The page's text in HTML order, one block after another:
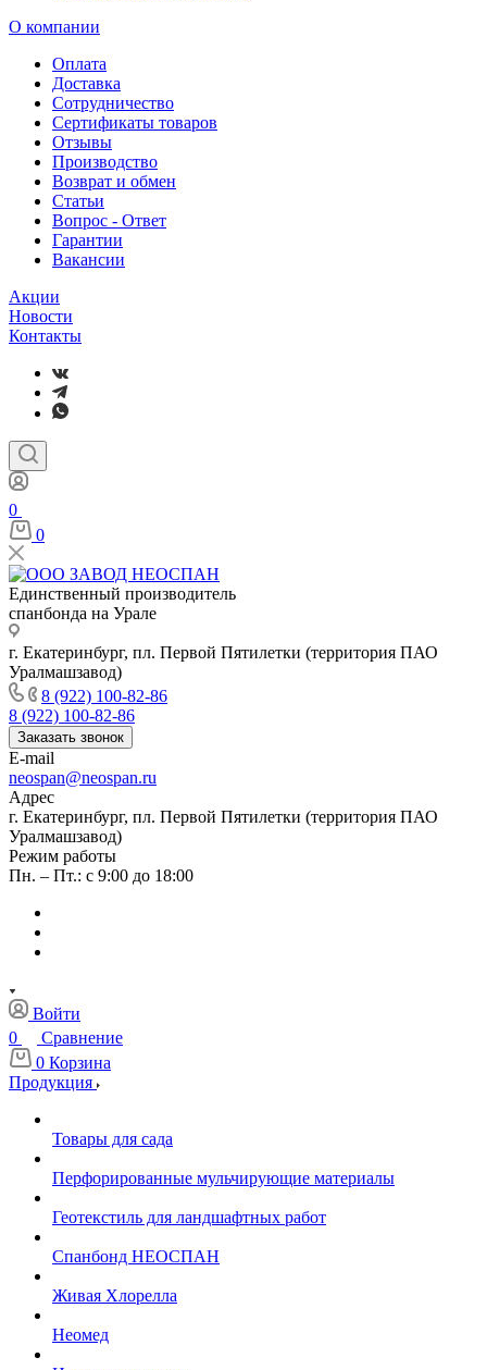
О компании
Оплата
Доставка
Сотрудничество
Сертификаты товаров
Отзывы
Производство
Возврат и обмен
Статьи
Вопрос - Ответ
Гарантии
Вакансии
Акции
Новости
Контакты
0
0
Единственный производитель
спанбонда на Урале
г. Екатеринбург, пл. Первой Пятилетки (территория ПАО
Уралмашзавод)
8 (922) 100-82-86
8 (922) 100-82-86
Заказать звонок
E-mail
neospan@neospan.ru
Адрес
г. Екатеринбург, пл. Первой Пятилетки (территория ПАО
Уралмашзавод)
Режим работы
Пн. – Пт.: с 9:00 до 18:00
Войти
0
Сравнение
0 Корзина
Продукция
Товары для сада
Перфорированные мульчирующие материалы
Геотекстиль для ландшафтных работ
Спанбонд НЕОСПАН
Живая Хлорелла
Нeомед